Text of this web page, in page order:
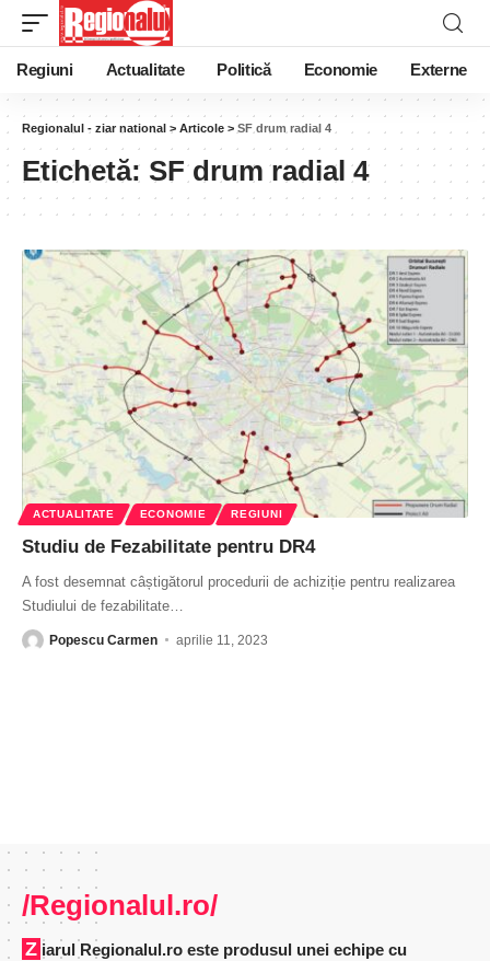
Regiuni Actualitate Politică Economie Externe
Regionalul - ziar national > Articole > SF drum radial 4
Etichetă: SF drum radial 4
ACTUALITATE ECONOMIE REGIUNI
Studiu de Fezabilitate pentru DR4
A fost desemnat câștigătorul procedurii de achiziție pentru realizarea
Studiului de fezabilitate
Popescu Carmen aprilie 11, 2023
/Regionalul.ro/
Ziarul Regionalul.ro este produsul unei echipe cu